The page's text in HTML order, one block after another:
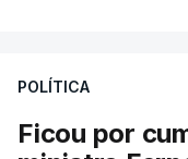
POLÍTICA
Ficou por